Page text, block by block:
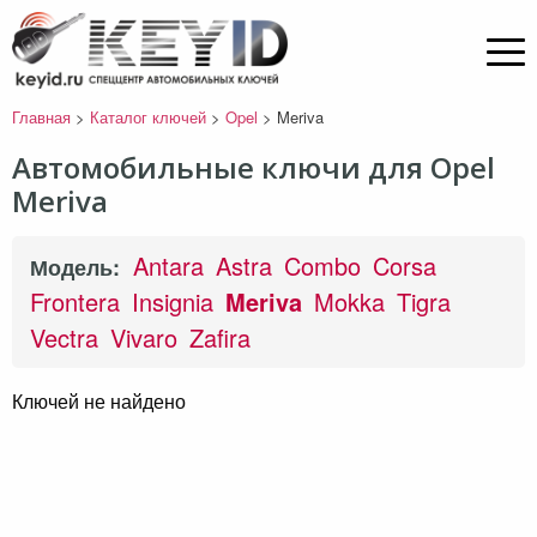
Главная > Каталог ключей > Opel > Meriva
Автомобильные ключи для Opel
Meriva
Модель: Antara Astra Combo Corsa
Frontera Insignia Meriva Mokka Tigra
Vectra Vivaro Zafira
Ключей не найдено